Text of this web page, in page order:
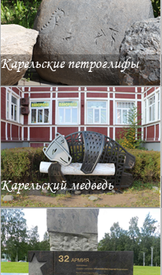
Карельские петроглифы
Карельский медведь